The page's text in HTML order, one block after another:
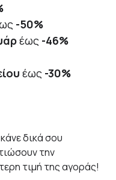
-50%
έως -46%
έως -30%
δικά σου
την
τιμή της αγοράς!